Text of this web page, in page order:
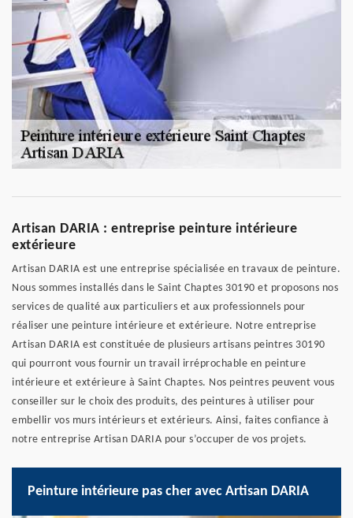
Artisan DARIA : entreprise peinture intérieure
extérieure
Artisan DARIA est une entreprise spécialisée en travaux de peinture.
Nous sommes installés dans le Saint Chaptes 30190 et proposons nos
services de qualité aux particuliers et aux professionnels pour
réaliser une peinture intérieure et extérieure. Notre entreprise
Artisan DARIA est constituée de plusieurs artisans peintres 30190
qui pourront vous fournir un travail irréprochable en peinture
intérieure et extérieure à Saint Chaptes. Nos peintres peuvent vous
conseiller sur le choix des produits, des peintures à utiliser pour
embellir vos murs intérieurs et extérieurs. Ainsi, faites confiance à
notre entreprise Artisan DARIA pour s’occuper de vos projets.
Peinture intérieure pas cher avec Artisan DARIA